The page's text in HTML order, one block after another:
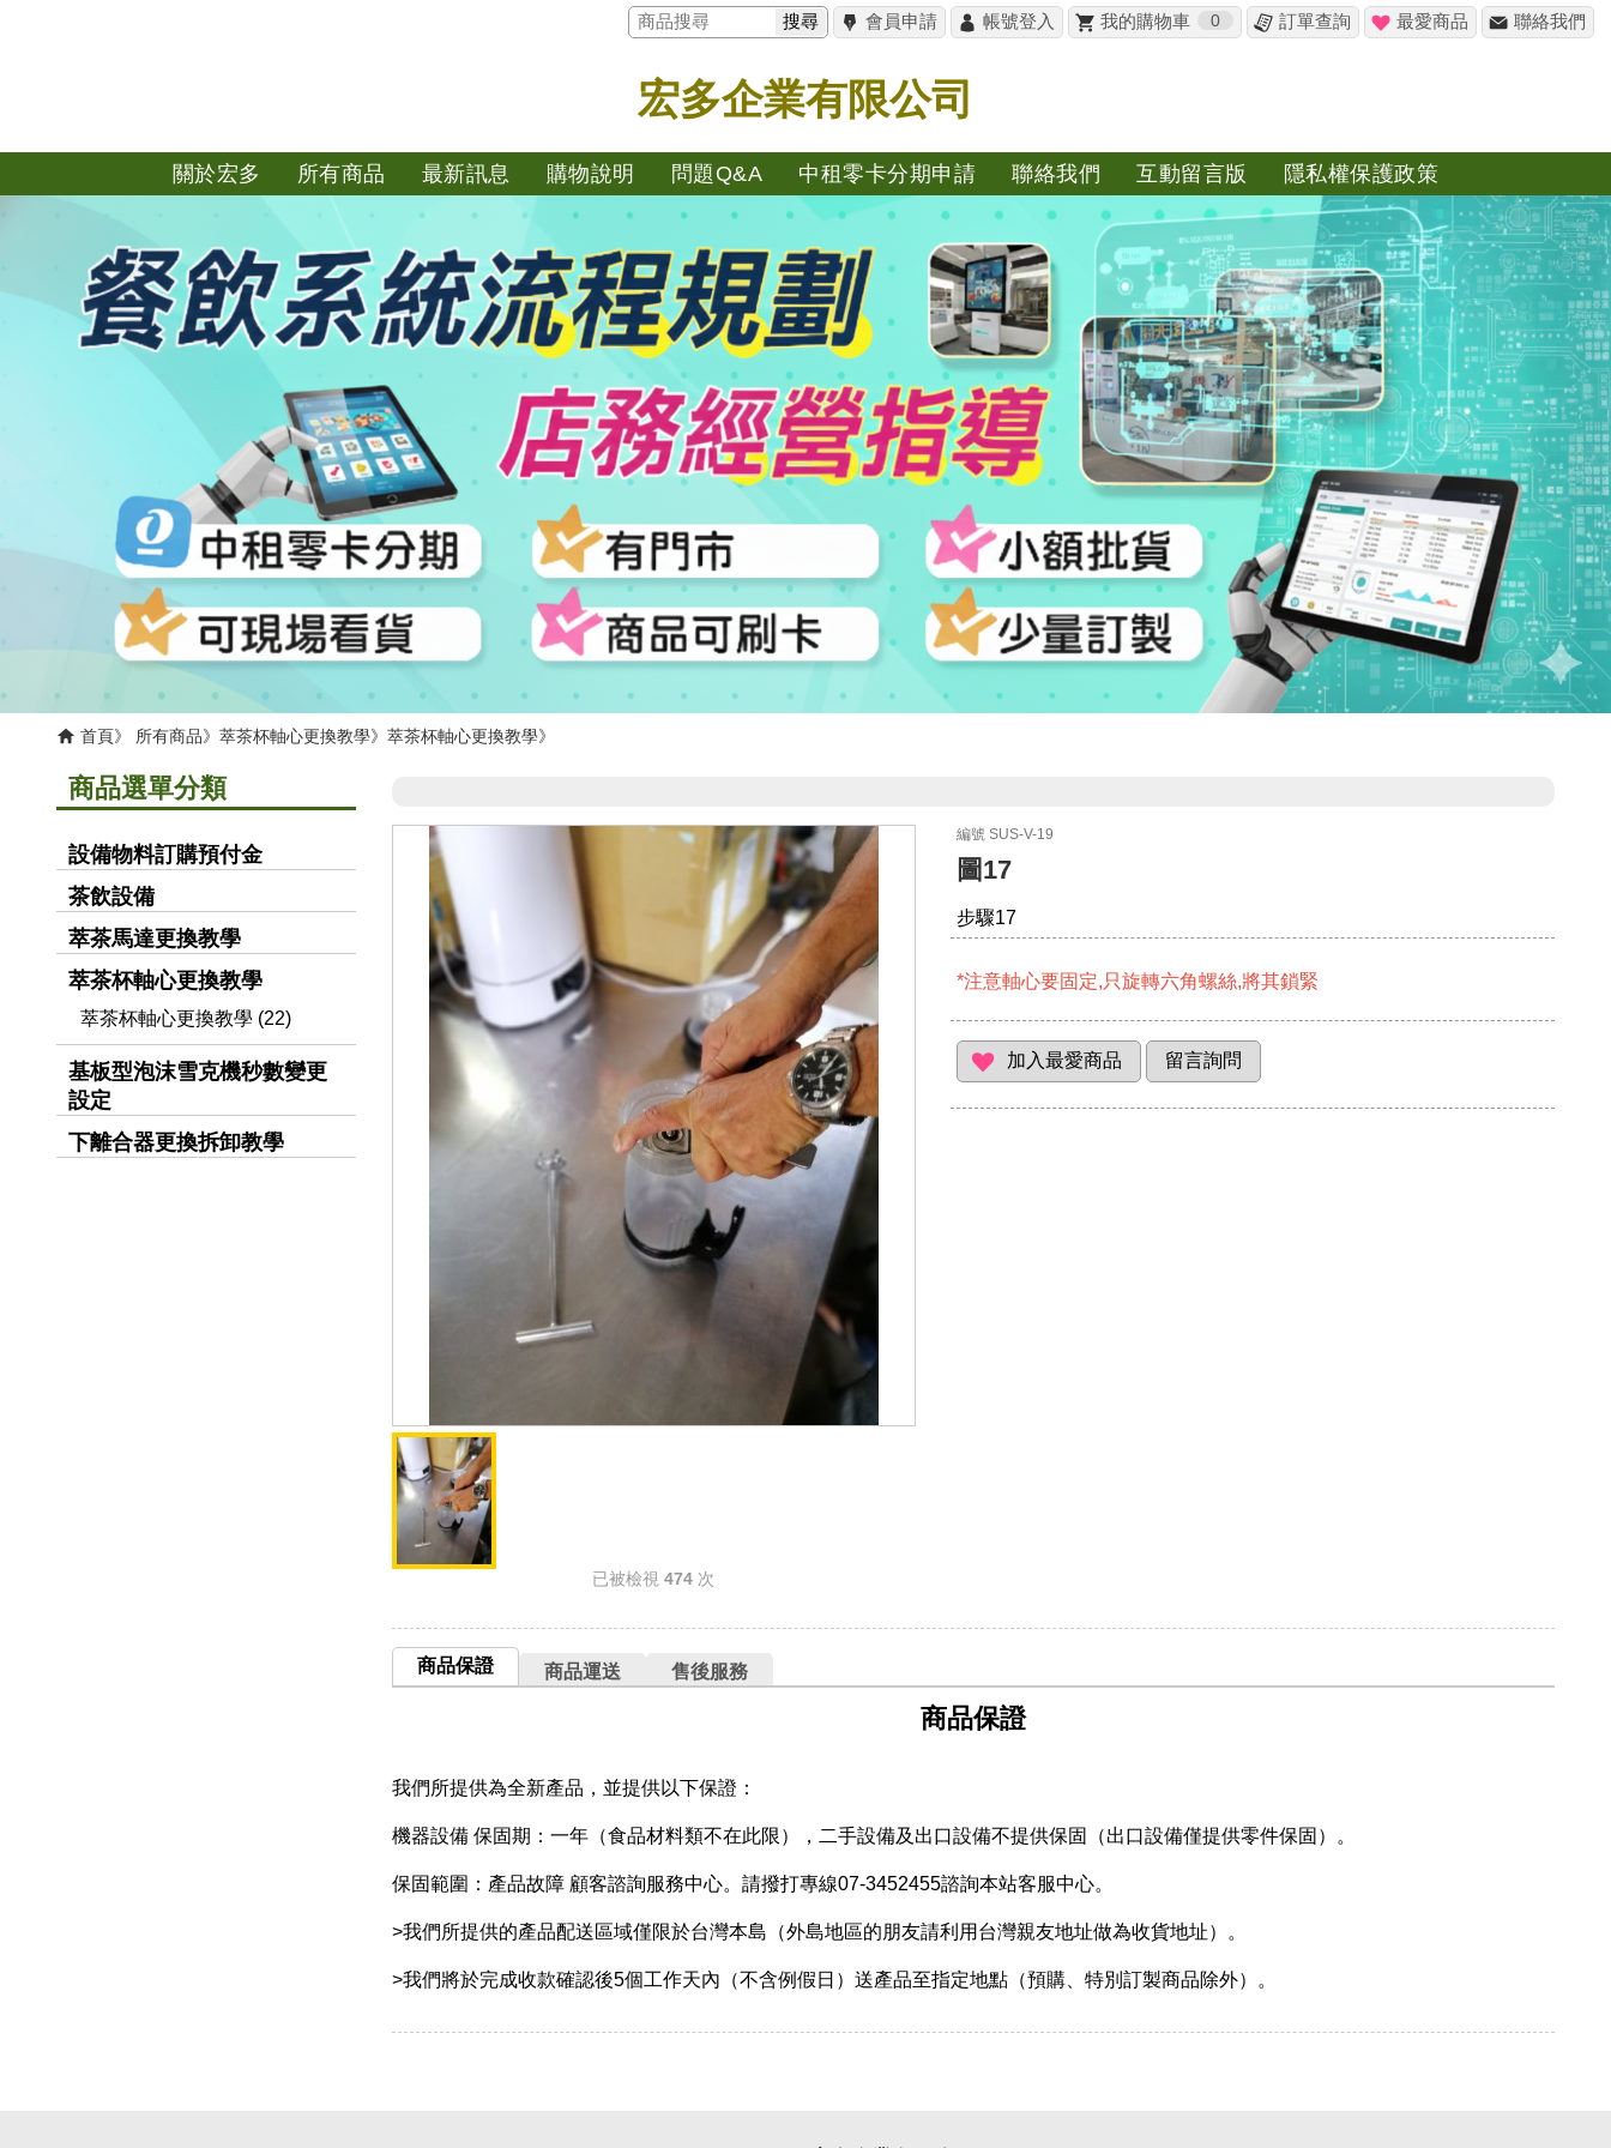
搜尋 會員申請 帳號登入 我的購物車 0 訂單查詢 最愛商品 聯絡我們
宏多企業有限公司
關於宏多 所有商品 最新訊息 購物說明 問題Q&A 中租零卡分期申請 聯絡我們 互動留言版 隱私權保護政策
首頁 所有商品 萃茶杯軸心更換教學 萃茶杯軸心更換教學
✖
已被檢視474 次
編號 SUS-V-19
圖17
步驟17
*注意軸心要固定,只旋轉六角螺絲,將其鎖緊
商品保證 商品運送 售後服務
商品保證
我們所提供為全新產品，並提供以下保證：
機器設備 保固期：一年（食品材料類不在此限），二手設備及出口設備不提供保固（出口設備僅提供零件保固）。
保固範圍：產品故障 顧客諮詢服務中心。請撥打專線07-3452455諮詢本站客服中心。
>我們所提供的產品配送區域僅限於台灣本島（外島地區的朋友請利用台灣親友地址做為收貨地址）。
>我們將於完成收款確認後5個工作天內（不含例假日）送產品至指定地點（預購、特別訂製商品除外）。
商品選單分類
設備物料訂購預付金
茶飲設備
萃茶馬達更換教學
萃茶杯軸心更換教學
萃茶杯軸心更換教學 (22)
基板型泡沫雪克機秒數變更
設定
下離合器更換拆卸教學